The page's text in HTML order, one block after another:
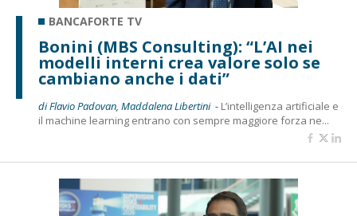
BANCAFORTE TV
Bonini (MBS Consulting): “L’AI nei
modelli interni crea valore solo se
cambiano anche i dati”
di Flavio Padovan, Maddalena Libertini - L’intelligenza artificiale e
il machine learning entrano con sempre maggiore forza ne...